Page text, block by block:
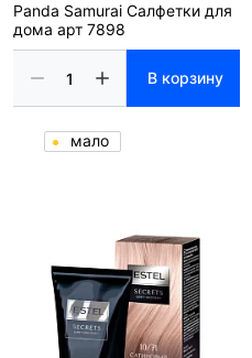
Panda Samurai Салфетки для
дома арт 7898
В корзину
мало